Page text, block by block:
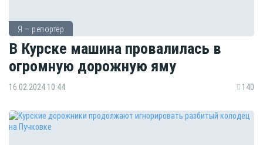
Я – репортёр
В Курске машина провалилась в
огромную дорожную яму
16.02.2024 10:44 140